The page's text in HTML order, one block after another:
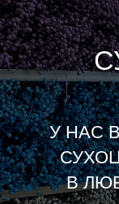
У НАС
В